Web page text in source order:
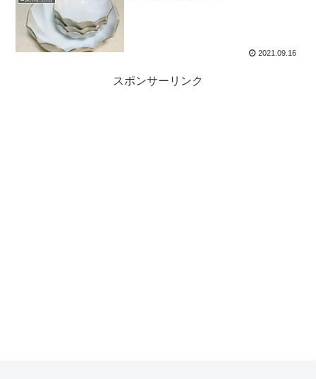
2021.09.16
スポンサーリンク